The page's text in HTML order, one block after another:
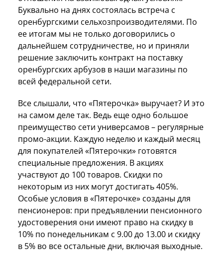
Буквально на днях состоялась встреча с
оренбургскими сельхозпроизводителями. По
ее итогам мы не только договорились о
дальнейшем сотрудничестве, но и приняли
решение заключить контракт на поставку
оренбургских арбузов в наши магазины по
всей федеральной сети.
Все слышали, что «Пятерочка» выручает? И это
на самом деле так. Ведь еще одно большое
преимущество сети универсамов – регулярные
промо-акции. Каждую неделю и каждый месяц
для покупателей «Пятерочки» готовятся
специальные предложения. В акциях
участвуют до 100 товаров. Скидки по
некоторым из них могут достигать 405%.
Особые условия в «Пятерочке» созданы для
пенсионеров: при предъявлении пенсионного
удостоверения они имеют право на скидку в
10% по понедельникам с 9.00 до 13.00 и скидку
в 5% во все остальные дни, включая выходные.